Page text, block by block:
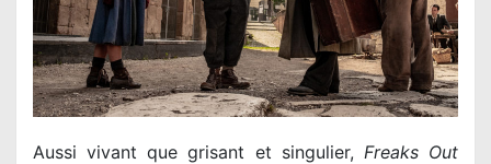
Aussi vivant que grisant et singulier, Freaks Out